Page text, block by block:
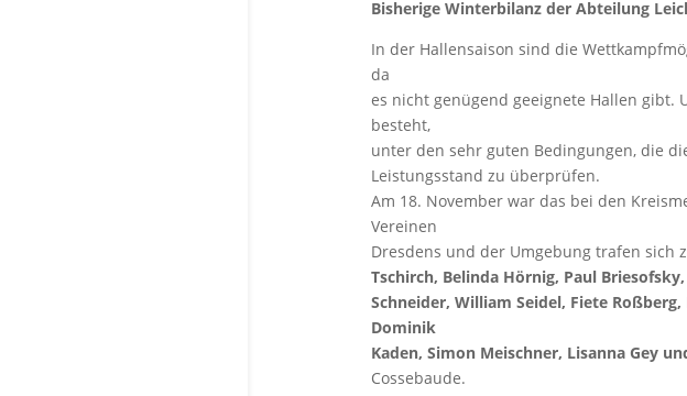
Bisherige Winterbilanz der Abteilung
In der Hallensaison sind die
da
es nicht genügend geeignete Hallen gibt.
besteht,
unter den sehr guten Bedingungen, die
Leistungsstand zu überprüfen.
Am 18. November war das bei den
Vereinen
Dresdens und der Umgebung trafen sich
Tschirch, Belinda Hörnig, Paul
Schneider, William Seidel, Fiete
Dominik
Kaden, Simon Meischner, Lisanna Gey
Cossebaude.